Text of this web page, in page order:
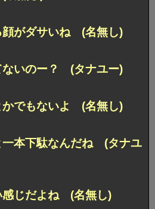
顔がダサいね (名無し)
ないのー？ (タナユー)
かでもないよ (名無し)
一本下駄なんだね (タナユ
感じだよね (名無し)